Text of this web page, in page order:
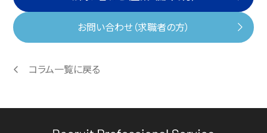
お問い合わせ（求職者の方）
コラム一覧に戻る